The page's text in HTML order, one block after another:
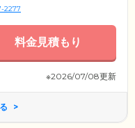
2277
料金見積もり
※2026/07/08更新